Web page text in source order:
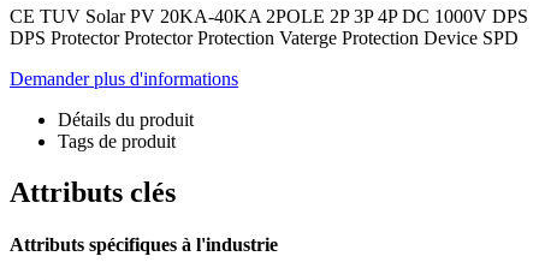
CE TUV Solar PV 20KA-40KA 2POLE 2P 3P 4P DC 1000V DPS
DPS Protector Protector Protection Vaterge Protection Device SPD
Demander plus d'informations
Détails du produit
Tags de produit
Attributs clés
Attributs spécifiques à l'industrie